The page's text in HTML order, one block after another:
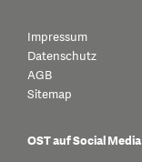
Impressum
Datenschutz
AGB
Sitemap
OST auf Social Media